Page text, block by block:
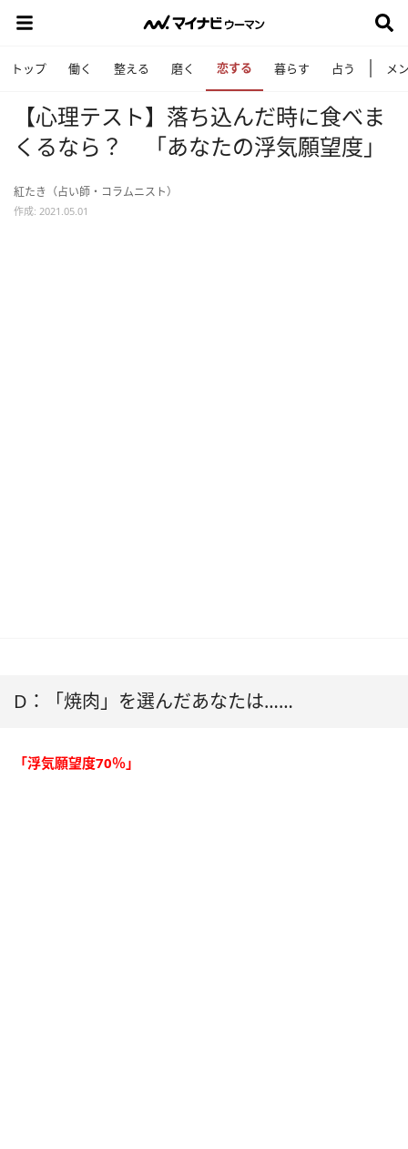
トップ 働く 整える 磨く 恋する 暮らす 占う メ
【心理テスト】落ち込んだ時に食べま
くるなら？ 「あなたの浮気願望度」
紅たき（占い師・コラムニスト）
作成: 2021.05.01
D：「焼肉」を選んだあなたは……
「浮気願望度70％」